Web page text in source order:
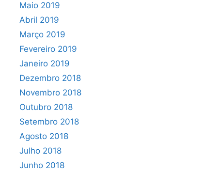
Maio 2019
Abril 2019
Março 2019
Fevereiro 2019
Janeiro 2019
Dezembro 2018
Novembro 2018
Outubro 2018
Setembro 2018
Agosto 2018
Julho 2018
Junho 2018